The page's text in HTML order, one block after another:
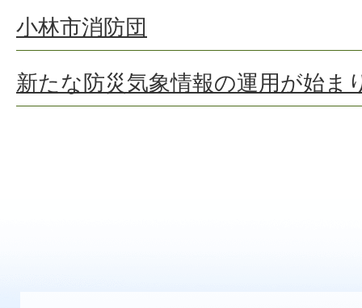
小林市消防団
新たな防災気象情報の運用が始ま